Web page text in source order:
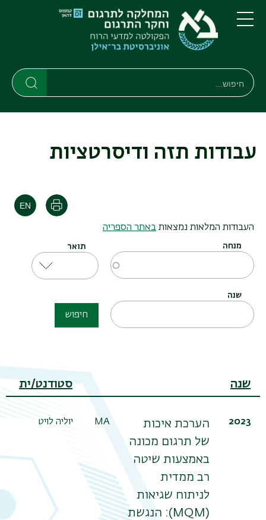
דילוג
לתוכן
העיקרי
דילוג
לתפריט
ניווט
ראשי
תפריט
חיפוש
חיפוש
עבודות תזה ודיסרטציות
הדפסה
העבודות המלאות נמצאות באתר הספריה
מנחה תואר
שנה
חיפוש
שנה סטודנט/ית
2023
הערכת איכות
של תרגום מכונה
באמצעות שיטה
רב ממדית
לניתוח שגיאות
(MQM): הנגשת
MA יוליה לויט